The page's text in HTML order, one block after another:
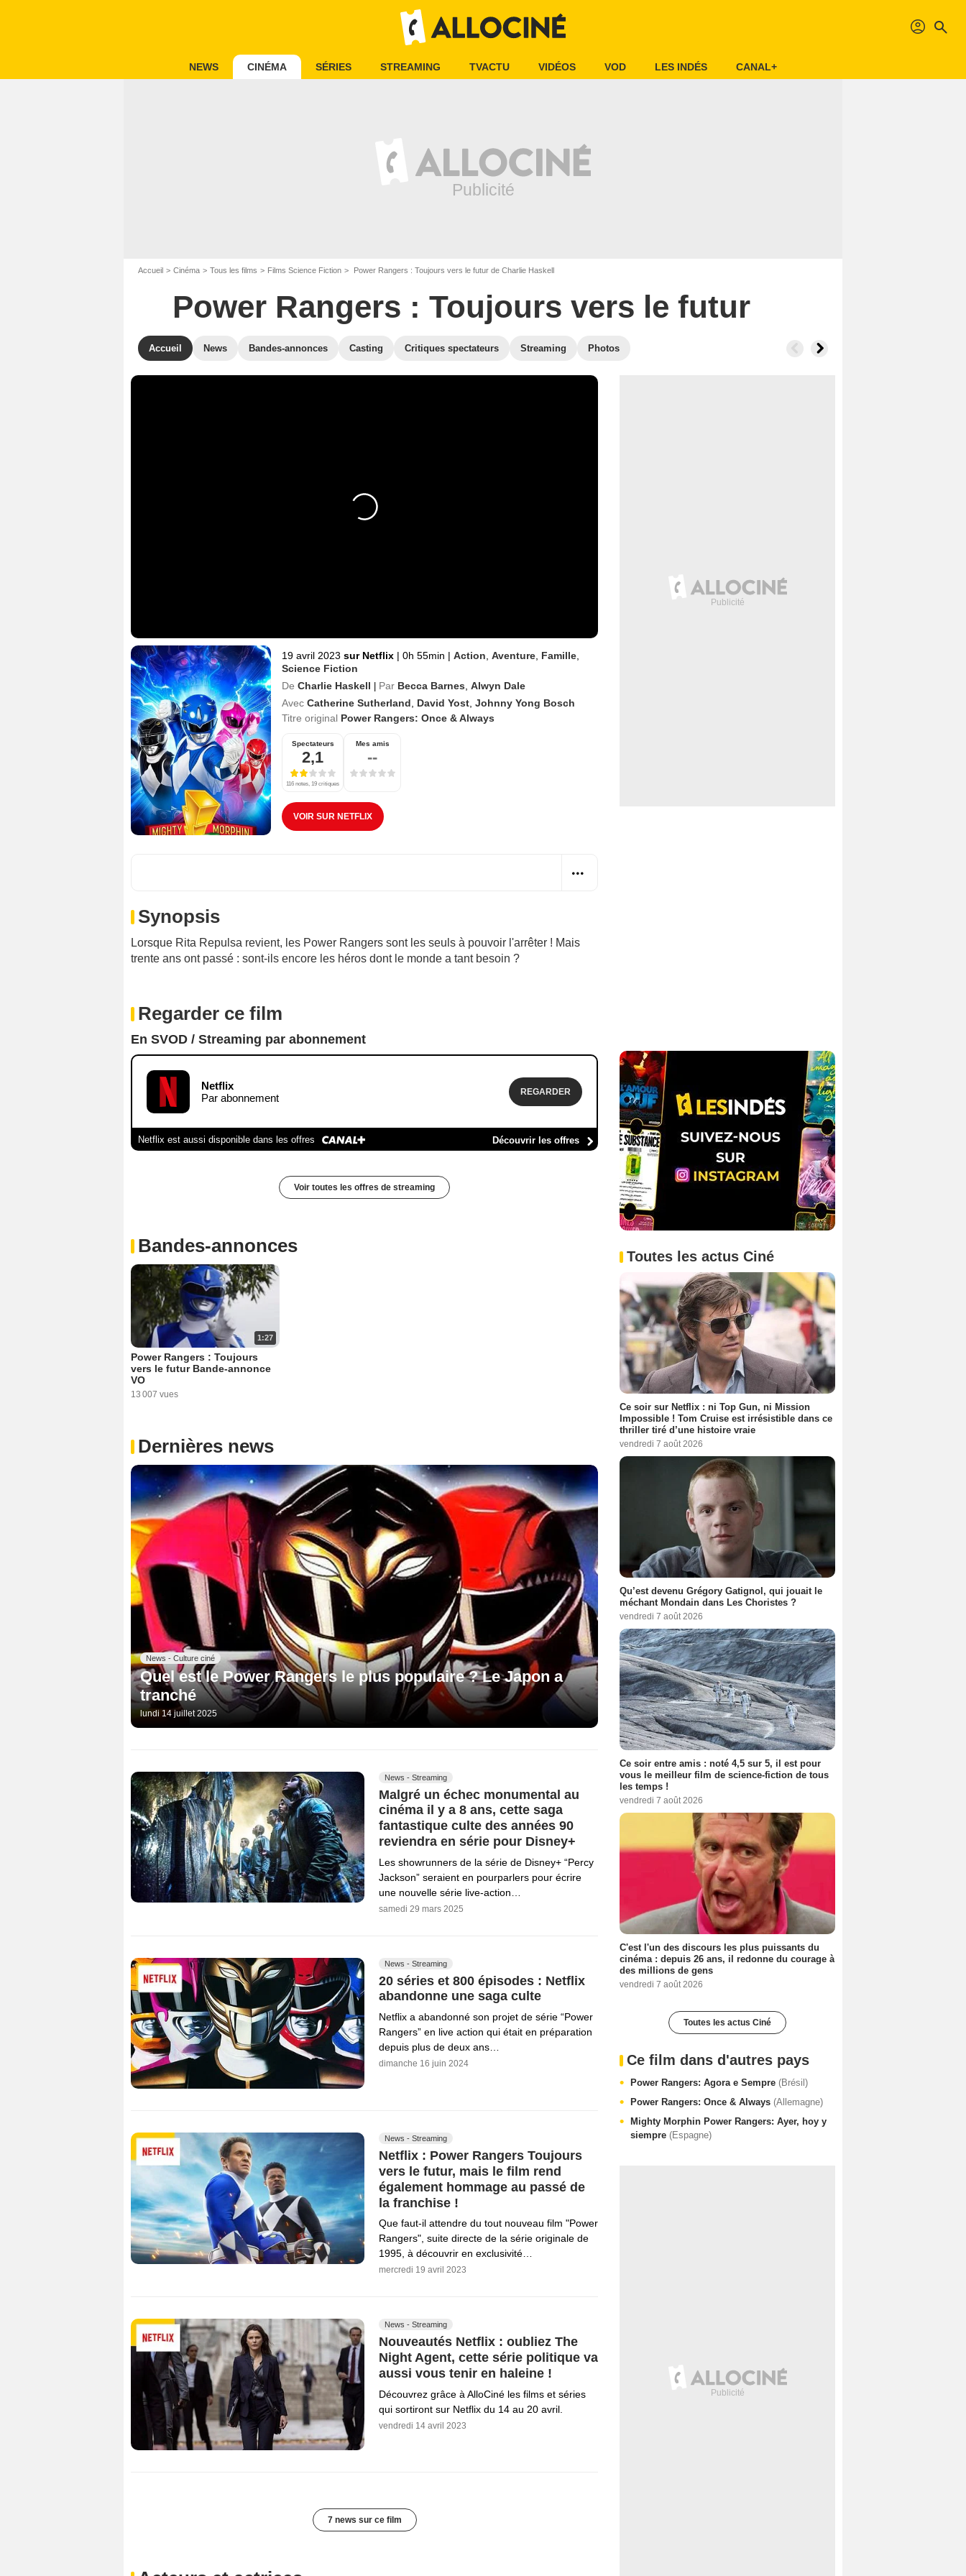
profil search
NEWS CINÉMA SÉRIES STREAMING TVACTU VIDÉOS VOD LES INDÉS CANAL+
Accueil Cinéma Tous les films Films Science Fiction Power Rangers : Toujours vers le futur de Charlie Haskell
Power Rangers : Toujours vers le futur
Accueil News Bandes-annonces Casting Critiques spectateurs Streaming Photos
19 avril 2023 sur Netflix | 0h 55min | Action Aventure Famille
Science Fiction
De Charlie Haskell | Par Becca Barnes Alwyn Dale
Avec Catherine Sutherland David Yost Johnny Yong Bosch
Titre original Power Rangers: Once & Always
Spectateurs
2,1
116 notes, 19 critiques
Mes amis
--
VOIR SUR NETFLIX
Synopsis
Lorsque Rita Repulsa revient, les Power Rangers sont les seuls à pouvoir l'arrêter ! Mais
trente ans ont passé : sont-ils encore les héros dont le monde a tant besoin ?
Regarder ce film
En SVOD / Streaming par abonnement
Netflix
Par abonnement
REGARDER
Netflix est aussi disponible dans les offres Découvrir les offres
Voir toutes les offres de streaming
Bandes-annonces
1:27
Power Rangers : Toujours
vers le futur Bande-annonce
VO
13 007 vues
Dernières news
News - Culture ciné
Quel est le Power Rangers le plus populaire ? Le Japon a
tranché
lundi 14 juillet 2025
News - Streaming
Malgré un échec monumental au
cinéma il y a 8 ans, cette saga
fantastique culte des années 90
reviendra en série pour Disney+
Les showrunners de la série de Disney+ “Percy
Jackson” seraient en pourparlers pour écrire
une nouvelle série live-action…
samedi 29 mars 2025
News - Streaming
20 séries et 800 épisodes : Netflix
abandonne une saga culte
Netflix a abandonné son projet de série “Power
Rangers” en live action qui était en préparation
depuis plus de deux ans…
dimanche 16 juin 2024
News - Streaming
Netflix : Power Rangers Toujours
vers le futur, mais le film rend
également hommage au passé de
la franchise !
Que faut-il attendre du tout nouveau film "Power
Rangers", suite directe de la série originale de
1995, à découvrir en exclusivité…
mercredi 19 avril 2023
News - Streaming
Nouveautés Netflix : oubliez The
Night Agent, cette série politique va
aussi vous tenir en haleine !
Découvrez grâce à AlloCiné les films et séries
qui sortiront sur Netflix du 14 au 20 avril.
vendredi 14 avril 2023
7 news sur ce film
Toutes les actus Ciné
Ce soir sur Netflix : ni Top Gun, ni Mission
Impossible ! Tom Cruise est irrésistible dans ce
thriller tiré d’une histoire vraie
vendredi 7 août 2026
Qu’est devenu Grégory Gatignol, qui jouait le
méchant Mondain dans Les Choristes ?
vendredi 7 août 2026
Ce soir entre amis : noté 4,5 sur 5, il est pour
vous le meilleur film de science-fiction de tous
les temps !
vendredi 7 août 2026
C'est l'un des discours les plus puissants du
cinéma : depuis 26 ans, il redonne du courage à
des millions de gens
vendredi 7 août 2026
Toutes les actus Ciné
Ce film dans d'autres pays
Power Rangers: Agora e Sempre (Brésil)
Power Rangers: Once & Always (Allemagne)
Mighty Morphin Power Rangers: Ayer, hoy y
siempre (Espagne)